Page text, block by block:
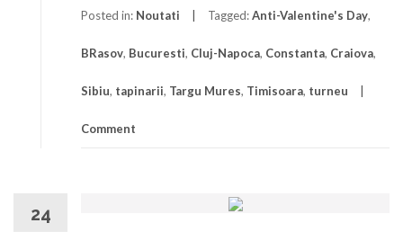
Posted in: Noutati Tagged:Anti-Valentine's Day,
BRasov, Bucuresti, Cluj-Napoca, Constanta, Craiova,
Sibiu, tapinarii, Targu Mures, Timisoara, turneu
Comment
24